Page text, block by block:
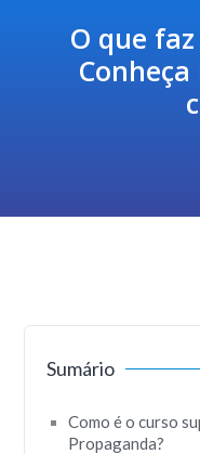
O que
Sumário
Como é o curso
Propaganda?